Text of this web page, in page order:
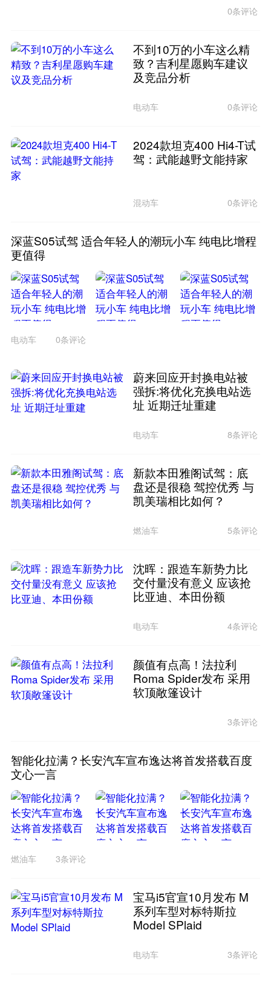
0条评论
不到10万的小车这么精
致？吉利星愿购车建议
及竞品分析
电动车 0条评论
2024款坦克400 Hi4-T试
驾：武能越野文能持家
混动车 0条评论
深蓝S05试驾 适合年轻人的潮玩小车 纯电比增程
更值得
电动车 0条评论
蔚来回应开封换电站被
强拆:将优化充换电站选
址 近期迁址重建
电动车 8条评论
新款本田雅阁试驾：底
盘还是很稳 驾控优秀 与
凯美瑞相比如何？
燃油车 5条评论
沈晖：跟造车新势力比
交付量没有意义 应该抢
比亚迪、本田份额
电动车 4条评论
颜值有点高！法拉利
Roma Spider发布 采用
软顶敞篷设计
3条评论
智能化拉满？长安汽车宣布逸达将首发搭载百度
文心一言
燃油车 3条评论
宝马i5官宣10月发布 M
系列车型对标特斯拉
Model SPlaid
电动车 3条评论